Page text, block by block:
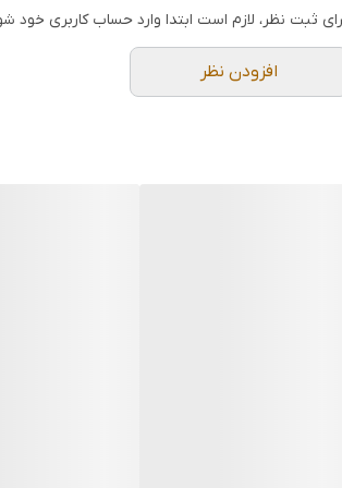
ثبت نظر، لازم است ابتدا وارد حساب کاربری خود
افزودن نظر